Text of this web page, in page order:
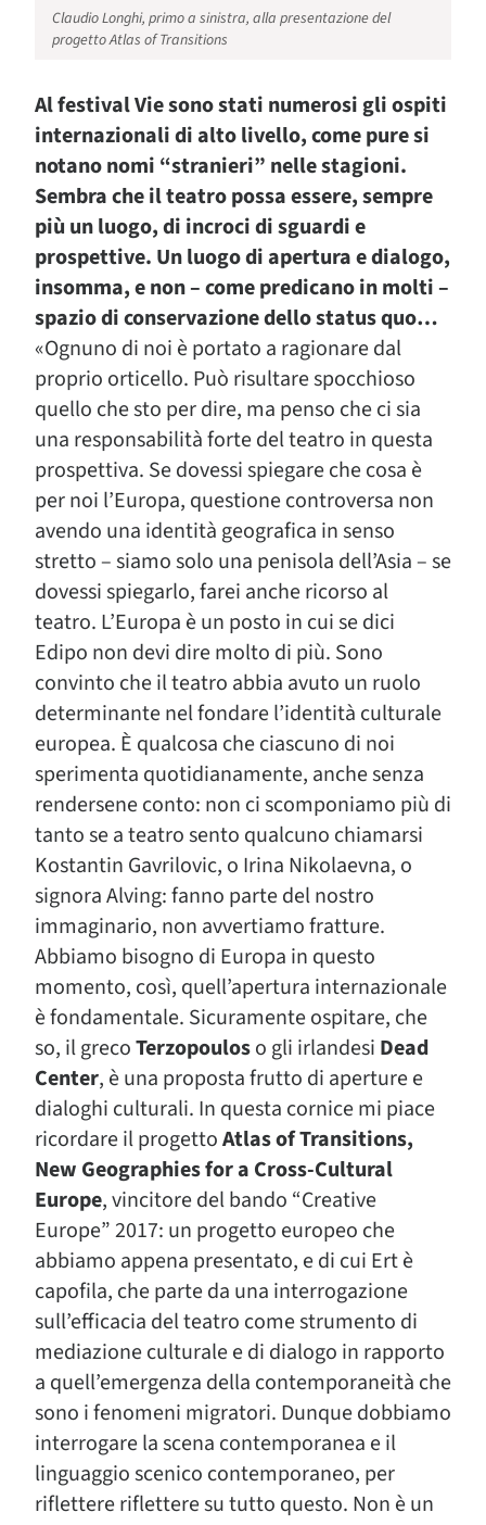
Claudio Longhi, primo a sinistra, alla presentazione del
progetto Atlas of Transitions
Al festival Vie sono stati numerosi gli ospiti
internazionali di alto livello, come pure si
notano nomi “stranieri” nelle stagioni.
Sembra che il teatro possa essere, sempre
più un luogo, di incroci di sguardi e
prospettive. Un luogo di apertura e dialogo,
insomma, e non – come predicano in molti –
spazio di conservazione dello status quo…
«Ognuno di noi è portato a ragionare dal
proprio orticello. Può risultare spocchioso
quello che sto per dire, ma penso che ci sia
una responsabilità forte del teatro in questa
prospettiva. Se dovessi spiegare che cosa è
per noi l’Europa, questione controversa non
avendo una identità geografica in senso
stretto – siamo solo una penisola dell’Asia – se
dovessi spiegarlo, farei anche ricorso al
teatro. L’Europa è un posto in cui se dici
Edipo non devi dire molto di più. Sono
convinto che il teatro abbia avuto un ruolo
determinante nel fondare l’identità culturale
europea. È qualcosa che ciascuno di noi
sperimenta quotidianamente, anche senza
rendersene conto: non ci scomponiamo più di
tanto se a teatro sento qualcuno chiamarsi
Kostantin Gavrilovic, o Irina Nikolaevna, o
signora Alving: fanno parte del nostro
immaginario, non avvertiamo fratture.
Abbiamo bisogno di Europa in questo
momento, così, quell’apertura internazionale
è fondamentale. Sicuramente ospitare, che
so, il grecoTerzopouloso gli irlandesi Dead
Center, è una proposta frutto di aperture e
dialoghi culturali. In questa cornice mi piace
ricordare il progettoAtlas of Transitions,
New Geographies for a Cross-Cultural
Europe, vincitore del bando “Creative
Europe” 2017: un progetto europeo che
abbiamo appena presentato, e di cui Ert è
capofila, che parte da una interrogazione
sull’efficacia del teatro come strumento di
mediazione culturale e di dialogo in rapporto
a quell’emergenza della contemporaneità che
sono i fenomeni migratori. Dunque dobbiamo
interrogare la scena contemporanea e il
linguaggio scenico contemporaneo, per
riflettere riflettere su tutto questo. Non è un